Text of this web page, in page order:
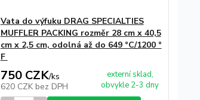
Vata do výfuku DRAG SPECIALTIES
MUFFLER PACKING rozměr 28 cm x 40,5
cm x 2,5 cm, odolná až do 649 °C/1200 °
F
750 CZK/ks
620 CZK bez DPH
externí sklad,
obvykle 2-3 dny